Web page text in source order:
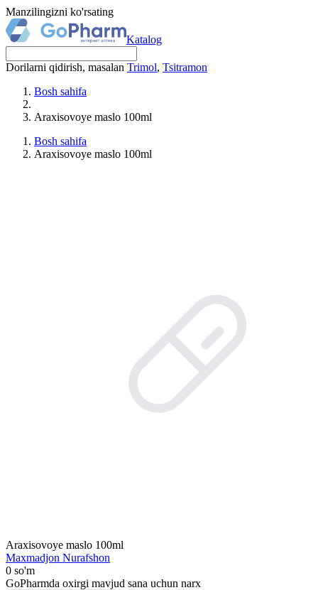
Manzilingizni ko'rsating
Katalog
Dorilarni qidirish, masalan Trimol, Tsitramon
Bosh sahifa
Araxisovoye maslo 100ml
Bosh sahifa
Araxisovoye maslo 100ml
Araxisovoye maslo 100ml
Maxmadjon Nurafshon
0 so'm
GoPharmda oxirgi mavjud sana uchun narx